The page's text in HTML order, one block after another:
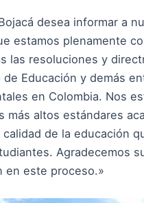
desea informar a
estamos plenamente
las resoluciones y
Educación y demás
en Colombia. Nos
más altos estándares
calidad de la educación
Agradecemos
en este proceso.»